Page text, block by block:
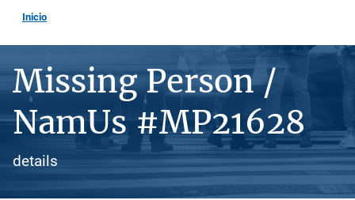
Inicio
Missing Person /
NamUs #MP21628
details